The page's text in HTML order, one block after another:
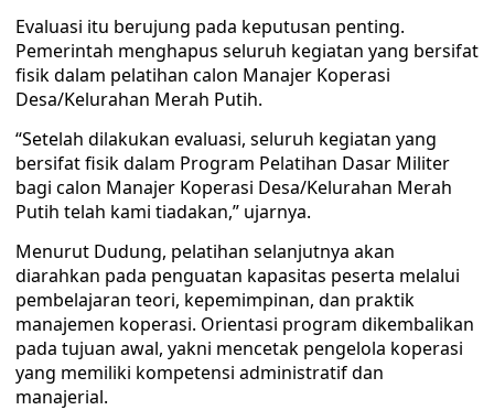
Evaluasi itu berujung pada keputusan penting.
Pemerintah menghapus seluruh kegiatan yang bersifat
fisik dalam pelatihan calon Manajer Koperasi
Desa/Kelurahan Merah Putih.
“Setelah dilakukan evaluasi, seluruh kegiatan yang
bersifat fisik dalam Program Pelatihan Dasar Militer
bagi calon Manajer Koperasi Desa/Kelurahan Merah
Putih telah kami tiadakan,” ujarnya.
Menurut Dudung, pelatihan selanjutnya akan
diarahkan pada penguatan kapasitas peserta melalui
pembelajaran teori, kepemimpinan, dan praktik
manajemen koperasi. Orientasi program dikembalikan
pada tujuan awal, yakni mencetak pengelola koperasi
yang memiliki kompetensi administratif dan
manajerial.